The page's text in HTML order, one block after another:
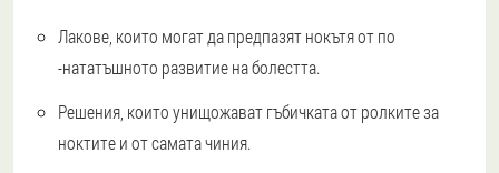
Лакове, които могат да предпазят нокътя от по
-нататъшното развитие на болестта.
Решения, които унищожават гъбичката от ролките за
ноктите и от самата чиния.